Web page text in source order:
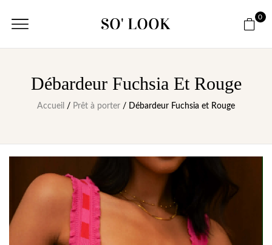
0
Débardeur Fuchsia Et Rouge
Accueil / Prêt à porter / Débardeur Fuchsia et Rouge